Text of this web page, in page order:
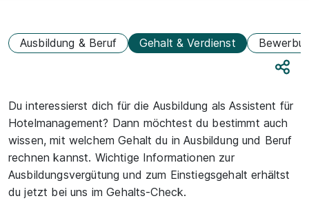
Ausbildung & Beruf Gehalt & Verdienst
Du interessierst dich für die Ausbildung als Assistent für
Hotelmanagement? Dann möchtest du bestimmt auch
wissen, mit welchem Gehalt du in Ausbildung und Beruf
rechnen kannst. Wichtige Informationen zur
Ausbildungsvergütung und zum Einstiegsgehalt erhältst
du jetzt bei uns im Gehalts-Check.